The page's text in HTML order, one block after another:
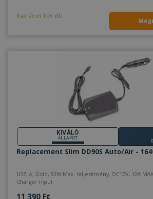
Raktáron 10+ db
KIVÁLÓ
ÁLLAPOT
Replacement Slim DD90S Auto/Air -
USB-A, Gold, 90W Max. teljesítmény, DC12V, 12A MAX or DC24V, 6A MAX
Charger input
11 390 Ft